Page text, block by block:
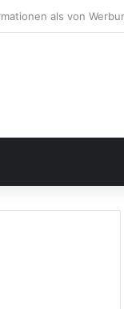
2026 wissen müssen